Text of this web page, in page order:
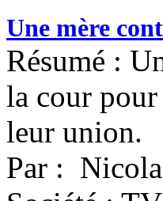
Une mère
Résumé :
la cour pour
leur union.
Par :